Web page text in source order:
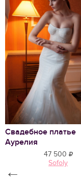
Нравится
Свадебное платье
Аурелия
47 500
Sofoly
←